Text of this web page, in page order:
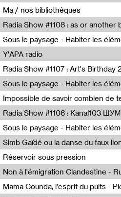
Pierre Henry,Emmanuel Parent
Ma / nos bibliothèques
Radio Zero
Nastassja Martin
Y'APA radio
Pierrick Mouton
Radio Helsinki
Nastassja Martin
Mélanie Blaison,Mateo Cuin
Radia Show #1106 : Kanal103 ШУМ
Kanal103
Nastassja Martin
Pierrick Mouton,Simb Gaïdé
Réservoir sous pression
Eden Tinto Collins,Rukku Djinne